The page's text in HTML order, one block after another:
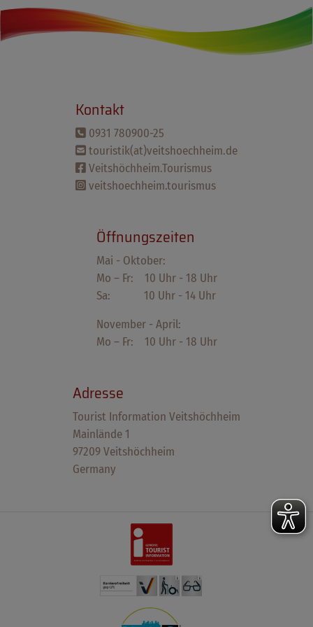
Kontakt
0931 780900-25
touristik(at)veitshoechheim.de
Veitshöchheim.Tourismus
veitshoechheim.tourismus
Öffnungszeiten
Mai - Oktober:
Mo – Fr: 10 Uhr - 18 Uhr
Sa: 10 Uhr - 14 Uhr
November - April:
Mo – Fr: 10 Uhr - 18 Uhr
Adresse
Tourist Information Veitshöchheim
Mainlände 1
97209 Veitshöchheim
Germany